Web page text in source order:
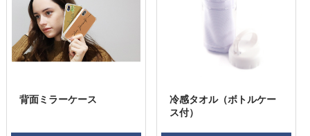
背面ミラーケース
冷感タオル（ボトルケー
ス付）